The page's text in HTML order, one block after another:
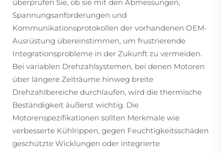
überprüfen Sie, ob sie mit den Abmessungen,
Spannungsanforderungen und
Kommunikationsprotokollen der vorhandenen OEM-
Ausrüstung übereinstimmen, um frustrierende
Integrationsprobleme in der Zukunft zu vermeiden.
Bei variablen Drehzahlsystemen, bei denen Motoren
über längere Zeiträume hinweg breite
Drehzahlbereiche durchlaufen, wird die thermische
Beständigkeit äußerst wichtig. Die
Motorenspezifikationen sollten Merkmale wie
verbesserte Kühlrippen, gegen Feuchtigkeitsschäden
geschützte Wicklungen oder integrierte